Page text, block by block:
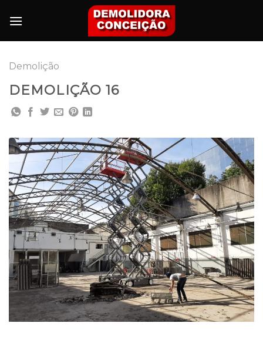
Demolição
DEMOLIÇÃO 16